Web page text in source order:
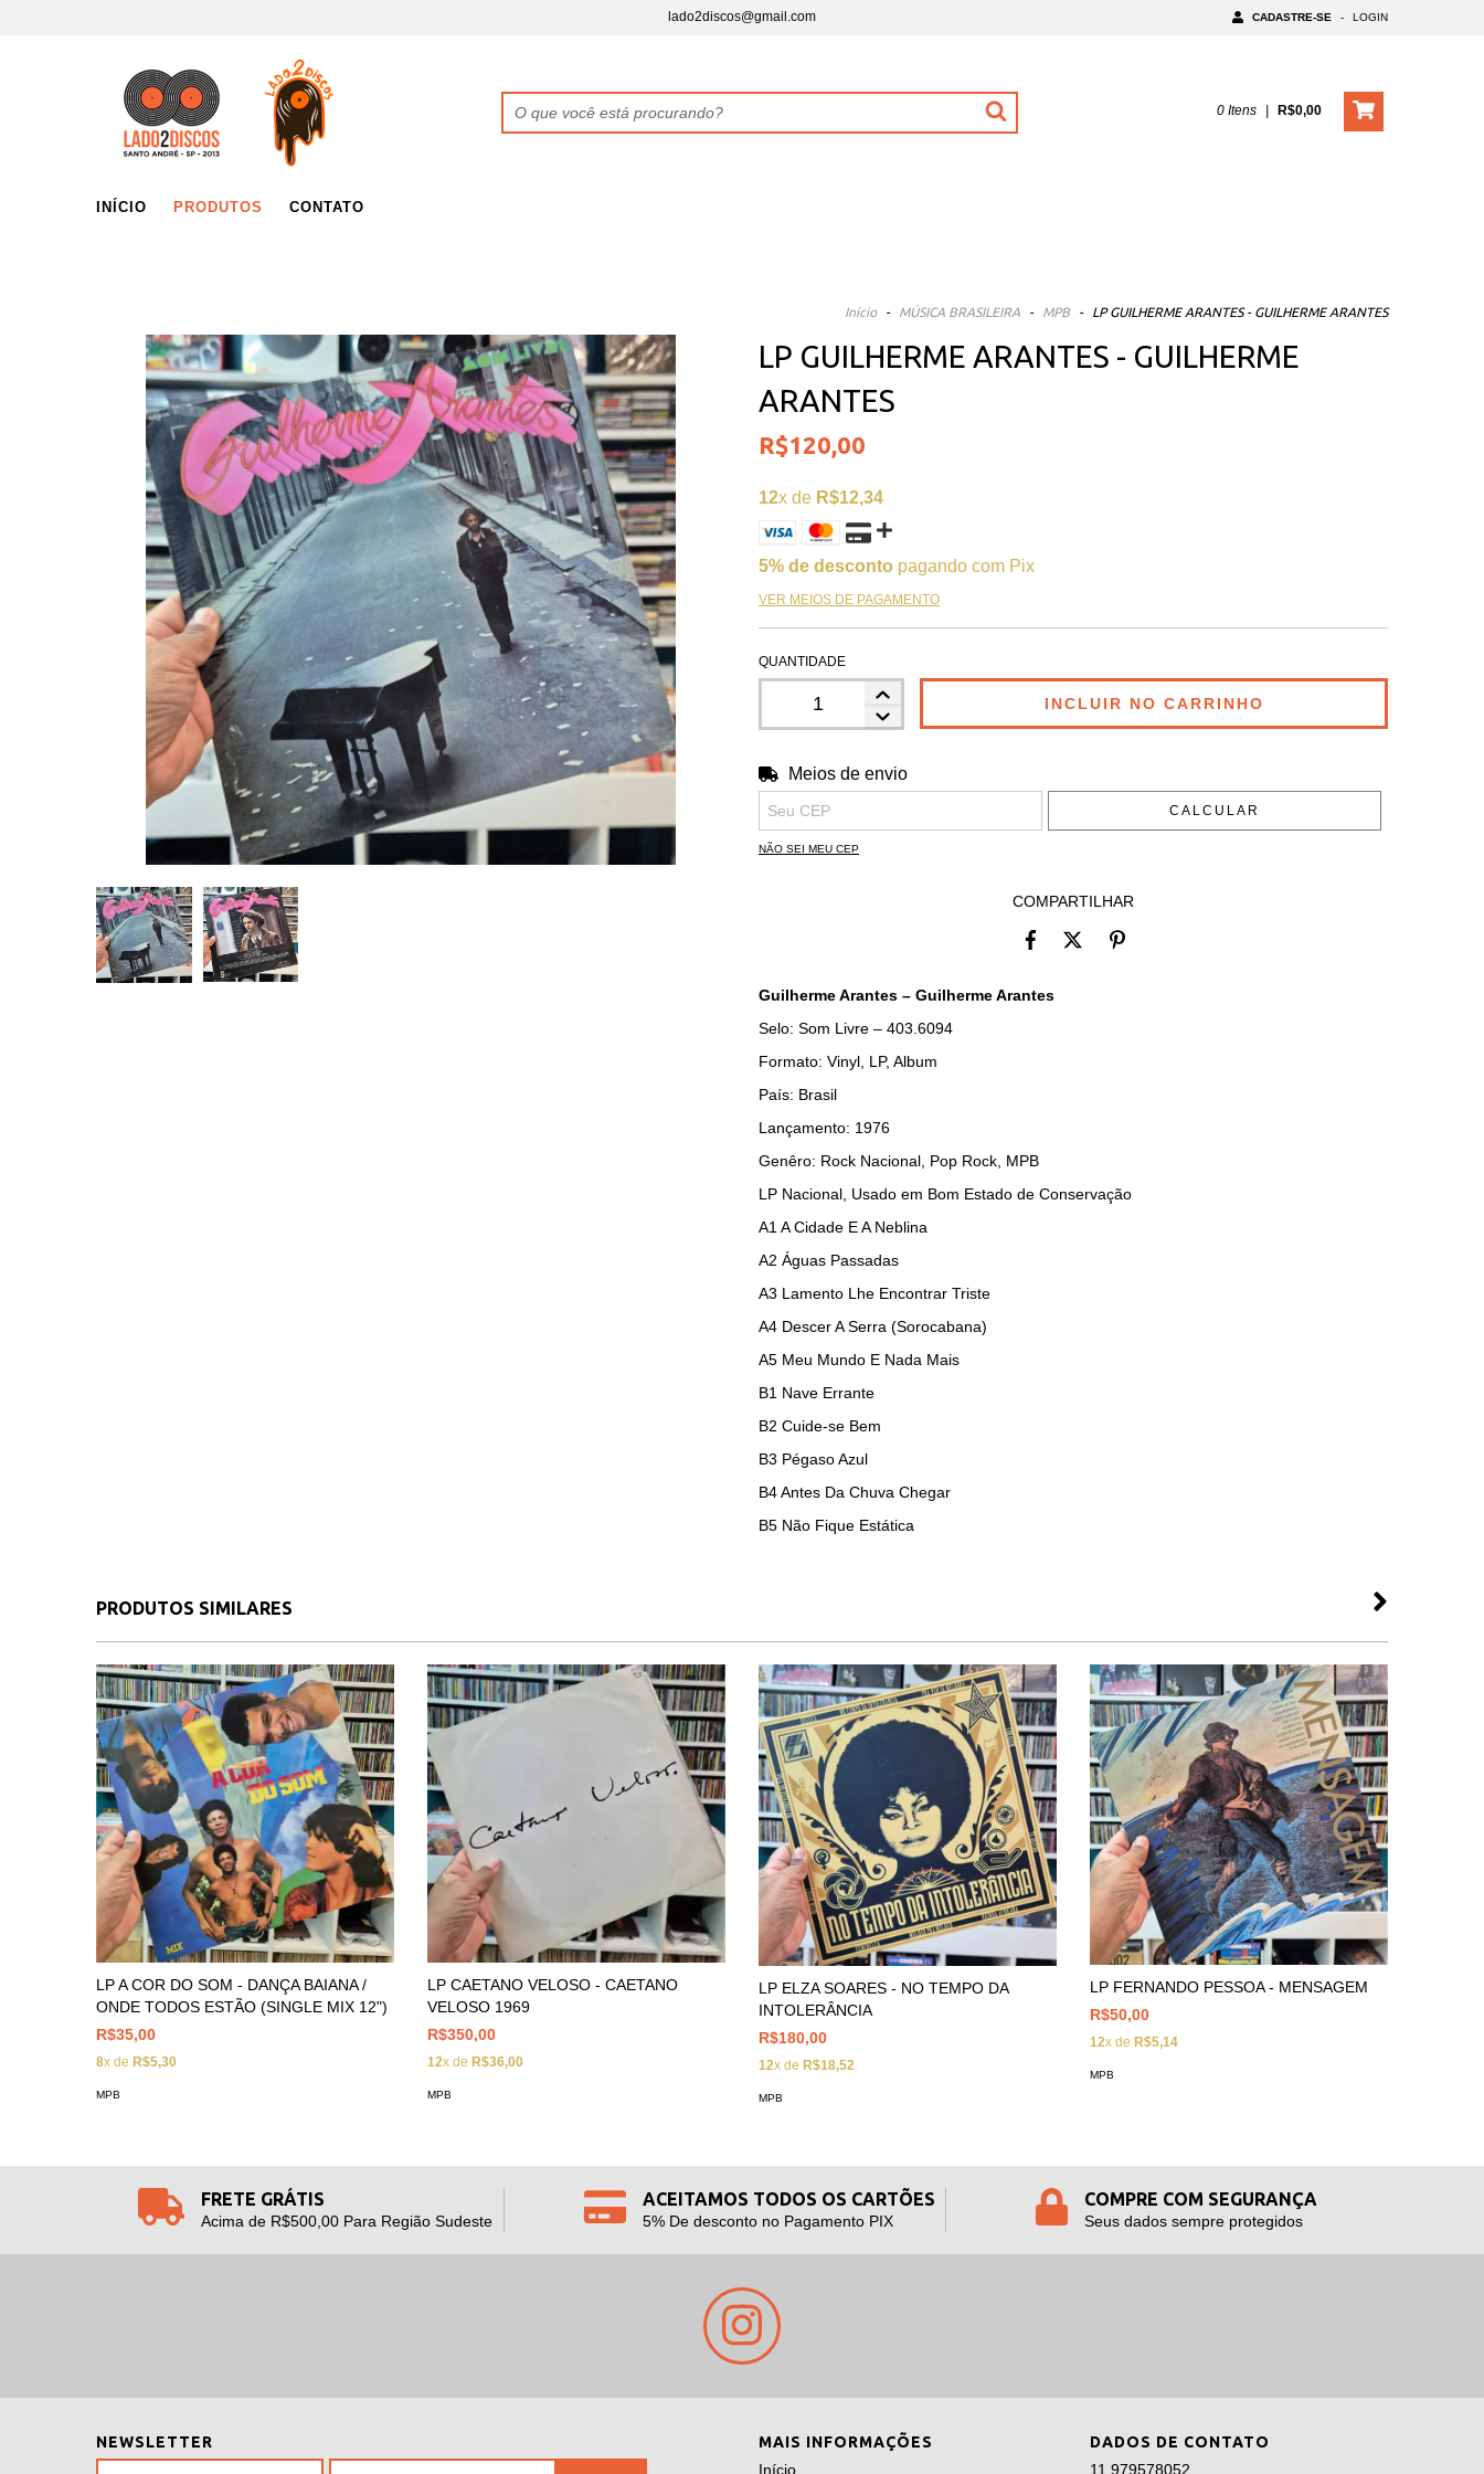
lado2discos@gmail.com CADASTRE-SE - LOGIN
0Itens | R$0,00
INÍCIO PRODUTOS CONTATO
Início - MÚSICA BRASILEIRA - MPB - LP GUILHERME ARANTES - GUILHERME ARANTES
LP GUILHERME ARANTES - GUILHERME
ARANTES
R$120,00
12x de R$12,34
5% de desconto pagando com Pix
VER MEIOS DE PAGAMENTO
QUANTIDADE
Entregas para o CEP:
Meios de envio
CALCULAR
NÃO SEI MEU CEP
COMPARTILHAR
Guilherme Arantes – Guilherme Arantes
Selo: Som Livre – 403.6094
Formato: Vinyl, LP, Album
País: Brasil
Lançamento: 1976
Genêro: Rock Nacional, Pop Rock, MPB
LP Nacional, Usado em Bom Estado de Conservação
A1 A Cidade E A Neblina
A2 Águas Passadas
A3 Lamento Lhe Encontrar Triste
A4 Descer A Serra (Sorocabana)
A5 Meu Mundo E Nada Mais
B1 Nave Errante
B2 Cuide-se Bem
B3 Pégaso Azul
B4Antes Da Chuva Chegar
B5 Não Fique Estática
PRODUTOS SIMILARES
LP A COR DO SOM - DANÇA BAIANA /
ONDE TODOS ESTÃO (SINGLE MIX 12")
R$35,00
8x de R$5,30
MPB
LP CAETANO VELOSO - CAETANO
VELOSO 1969
R$350,00
12x de R$36,00
MPB
LP ELZA SOARES - NO TEMPO DA
INTOLERÂNCIA
R$180,00
12x de R$18,52
MPB
LP FERNANDO PESSOA - MENSAGEM
R$50,00
12x de R$5,14
MPB
FRETE GRÁTIS
Acima de R$500,00 Para Região Sudeste
ACEITAMOS TODOS OS CARTÕES
5% De desconto no Pagamento PIX
COMPRE COM SEGURANÇA
Seus dados sempre protegidos
NEWSLETTER
MAIS INFORMAÇÕES
Início
DADOS DE CONTATO
11 979578052